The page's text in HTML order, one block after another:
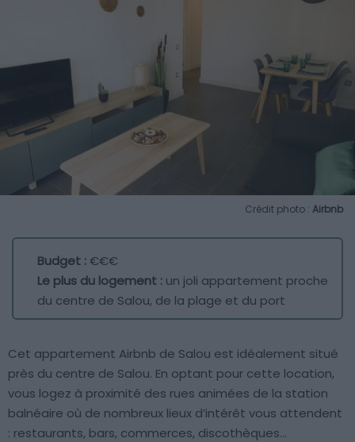
Crédit photo : Airbnb
Budget :€€€
Le plus du logement : un joli appartement proche
du centre de Salou, de la plage et du port
Cet appartement Airbnb de Salou est idéalement situé
près du centre de Salou. En optant pour cette location,
vous logez à proximité des rues animées de la station
balnéaire où de nombreux lieux d’intérêt vous attendent
: restaurants, bars, commerces, discothèques…